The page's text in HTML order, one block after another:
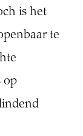
is het
te
op